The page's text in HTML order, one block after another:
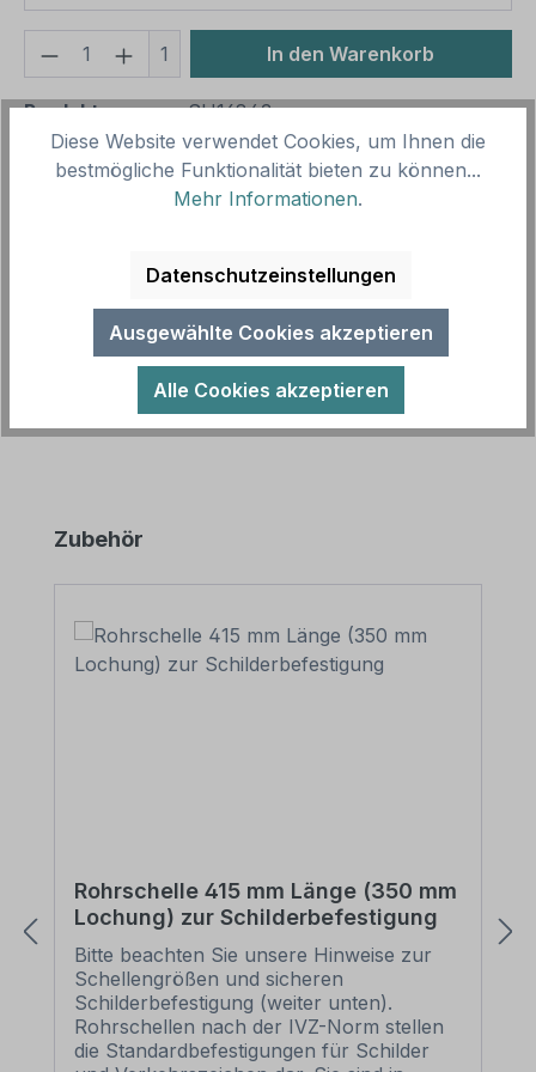
Produkt Anzahl: Gib den
1 In den Warenkorb
Produktnummer:SH16843
Vorlagenummer: VZ-51
Zusatzzeichen für Verkehrsschilder oder
Parkplatzschilder – Vorsicht Querrinne -
Verkehrsschild. Zusatzzeichen werden in der…
Produktgalerie überspringen
Zubehör
Rohrschelle 415 mm Länge (350 mm
Lochung) zur Schilderbefestigung
Bitte beachten Sie unsere Hinweise zur
Schellengrößen und sicheren
Schilderbefestigung (weiter unten).
Rohrschellen nach der IVZ-Norm stellen
die Standardbefestigungen für Schilder
Diese Website verwendet Cookies, um Ihnen die
bestmögliche Funktionalität bieten zu können...
Mehr Informationen.
Datenschutzeinstellungen
Ausgewählte Cookies akzeptieren
Alle Cookies akzeptieren